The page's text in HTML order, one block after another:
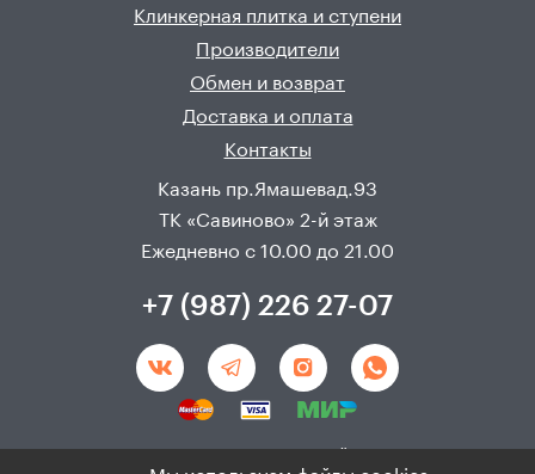
Клинкерная плитка и ступени
Производители
Обмен и возврат
Доставка и оплата
Контакты
Казань пр.Ямашевад.93
ТК «Савиново» 2-й этаж
Ежедневно с 10.00 до 21.00
+7 (987) 226 27-07